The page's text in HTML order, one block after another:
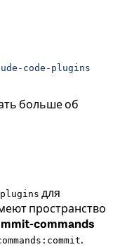
code-plugins
больше об
для
пространство
commands
.